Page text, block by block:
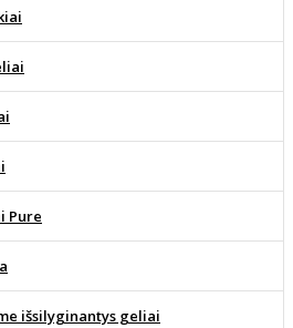
Pure
išsilyginantys geliai